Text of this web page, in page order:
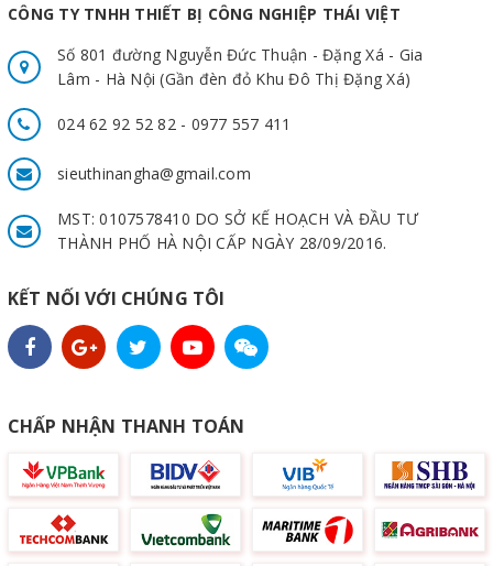
Kiểm tra các ốc vít trên các giá đỡ và bánh răng được
Kiểm tra các đai ốc đảm bảo được siết chặt, chắc chắn.
Tra dầu định kỳ 6 tháng/lần.
CÔNG TY TNHH THIẾT BỊ CÔNG NGHIỆP THÁI VIỆT
Số 801 đường Nguyễn Đức Thuận - Đặng Xá - Gia
Lâm - Hà Nội (Gần đèn đỏ Khu Đô Thị Đặng Xá)
024 62 92 52 82 - 0977 557 411
sieuthinangha@gmail.com
MST: 0107578410 DO SỞ KẾ HOẠCH VÀ ĐẦU TƯ
THÀNH PHỐ HÀ NỘI CẤP NGÀY 28/09/2016.
KẾT NỐI VỚI CHÚNG TÔI
CHẤP NHẬN THANH TOÁN